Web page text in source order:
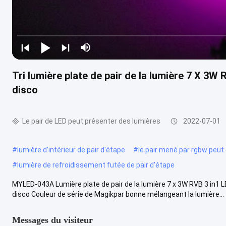
Tri lumière plate de pair de la lumière 7 X 3W
disco
Le pair de LED peut présenter des lumières 2022-07-01
#lumière d'intérieur de pair d'étape #le pair mené par rgbw
#lumière de refroidissement futée de pair d'étape
MYLED-043A Lumière plate de pair de la lumière 7 x 3W RVB 3 in1
disco Couleur de série de Magikpar bonne mélangeant la lumière...
Messages du visiteur